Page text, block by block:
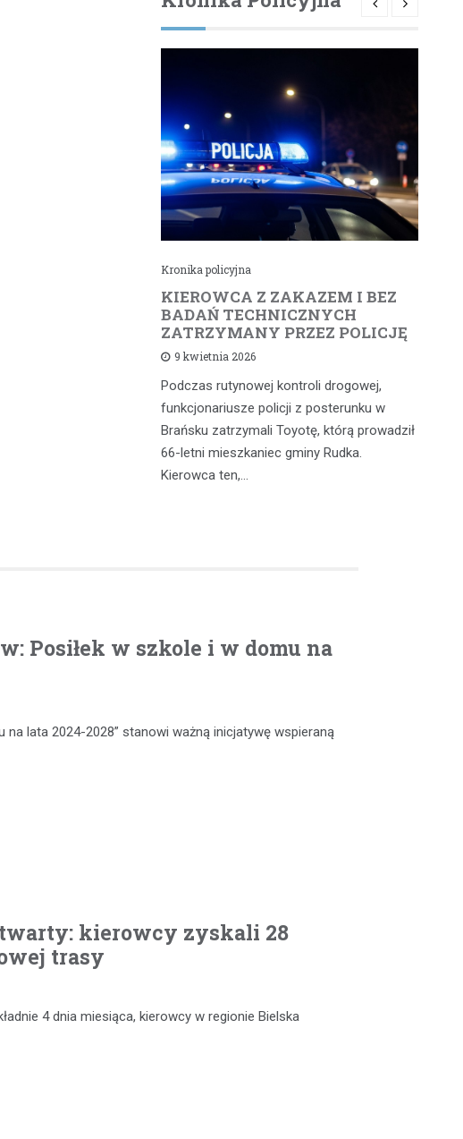
Kronika policyjna
KIEROWCA Z ZAKAZEM I BEZ
BADAŃ TECHNICZNYCH
ZATRZYMANY PRZEZ POLICJĘ
9 kwietnia 2026
Podczas rutynowej kontroli drogowej,
funkcjonariusze policji z posterunku w
Brańsku zatrzymali Toyotę, którą prowadził
66-letni mieszkaniec gminy Rudka.
Kierowca ten,…
Posiłek w szkole i w domu na
na lata 2024-2028” stanowi ważną inicjatywę wspieraną
kierowcy zyskali 28
trasy
4 dnia miesiąca, kierowcy w regionie Bielska